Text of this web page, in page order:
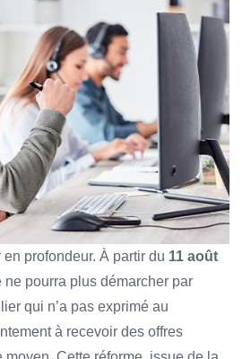
profondeur. À partir du 11 août
ne pourra plus démarcher par
qui n’a pas exprimé au
à recevoir des offres